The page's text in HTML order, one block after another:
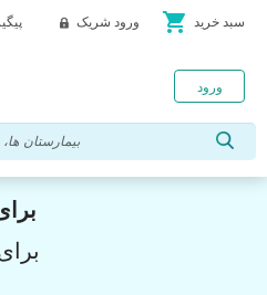
ورود شریک shopping_cart سبد خرید
ورود